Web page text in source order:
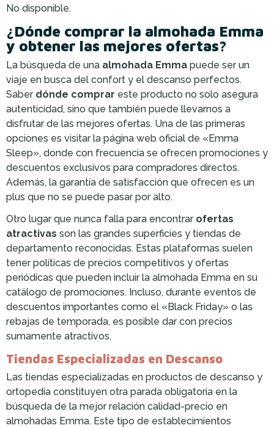
No disponible.
¿Dónde comprar la almohada Emma
y obtener las mejores ofertas?
La búsqueda de una almohada Emma puede ser un
viaje en busca del confort y el descanso perfectos.
Saber dónde comprar este producto no solo asegura
autenticidad, sino que también puede llevarnos a
disfrutar de las mejores ofertas. Una de las primeras
opciones es visitar la página web oficial de «Emma
Sleep», donde con frecuencia se ofrecen promociones y
descuentos exclusivos para compradores directos.
Además, la garantía de satisfacción que ofrecen es un
plus que no se puede pasar por alto.
Otro lugar que nunca falla para encontrar ofertas
atractivas son las grandes superficies y tiendas de
departamento reconocidas. Estas plataformas suelen
tener políticas de precios competitivos y ofertas
periódicas que pueden incluir la almohada Emma en su
catálogo de promociones. Incluso, durante eventos de
descuentos importantes como el «Black Friday» o las
rebajas de temporada, es posible dar con precios
sumamente atractivos.
Tiendas Especializadas en Descanso
Las tiendas especializadas en productos de descanso y
ortopedia constituyen otra parada obligatoria en la
búsqueda de la mejor relación calidad-precio en
almohadas Emma. Este tipo de establecimientos